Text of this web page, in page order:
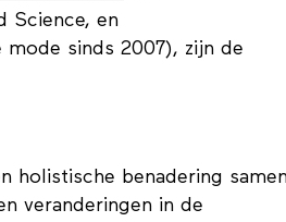
Studio
Science, en
sinds 2007), zijn de
holistische benadering samen,